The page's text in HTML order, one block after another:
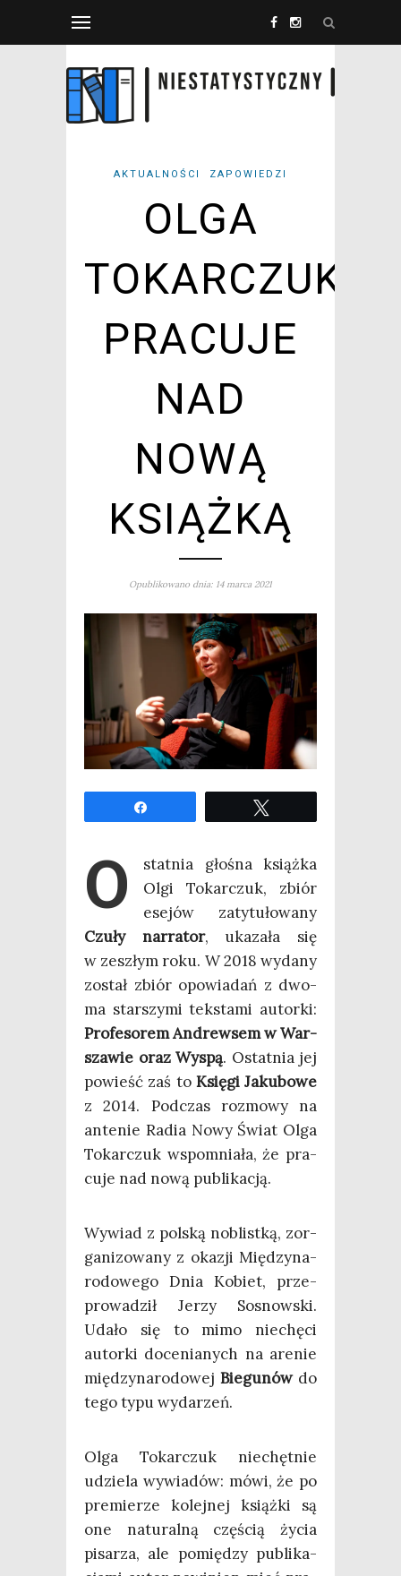
AKTUALNOŚCI ZAPOWIEDZI
OLGA
TOKARCZUK
PRACUJE
NAD
NOWĄ
KSIĄŻKĄ
Opublikowano dnia: 14 marca 2021
O
stat­nia gło­śna książ­ka
Olgi Tokar­czuk, zbiór
ese­jów zaty­tu­ło­wa­ny
Czu­ły nar­ra­tor, uka­za­ła się
w zeszłym roku. W 2018 wyda­ny
został zbiór opo­wia­dań z dwo­
ma star­szy­mi tek­sta­mi autor­ki:
Pro­fe­so­rem Andrew­sem w War­
sza­wie oraz Wyspą. Ostat­nia jej
powieść zaś to Księ­gi Jaku­bo­we
z 2014. Pod­czas roz­mo­wy na
ante­nie Radia Nowy Świat Olga
Tokar­czuk wspo­mnia­ła, że pra­
cu­je nad nową publikacją.
Wywiad z pol­ską noblist­ką, zor­
ga­ni­zo­wa­ny z oka­zji Mię­dzy­na­
ro­do­we­go Dnia Kobiet, prze­
pro­wa­dził Jerzy Sosnow­ski.
Uda­ło się to mimo nie­chę­ci
autor­ki doce­nia­nych na are­nie
mię­dzy­na­ro­do­wej Bie­gu­nówdo
tego typu wydarzeń.
Olga Tokar­czuk nie­chęt­nie
udzie­la wywia­dów: mówi, że po
pre­mie­rze kolej­nej książ­ki są
one natu­ral­ną czę­ścią życia
pisa­rza, ale pomię­dzy publi­ka­